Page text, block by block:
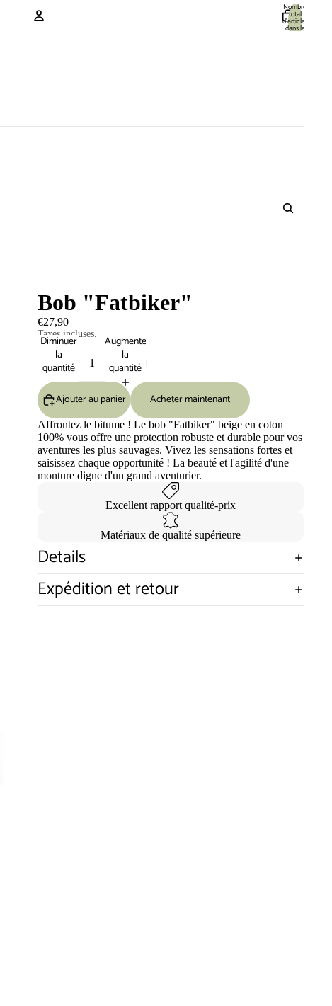
Nombre
total
d’articles
dans le
panier: 0
Bob "Fatbiker"
€27,90
Taxes incluses.
Diminuer
la
quantité
Augmenter
la
quantité
Ajouter au panier
Acheter maintenant
Affrontez le bitume ! Le bob "Fatbiker" beige en coton
100% vous offre une protection robuste et durable pour vos
aventures les plus sauvages. Vivez les sensations fortes et
saisissez chaque opportunité ! La beauté et l'agilité d'une
monture digne d'un grand aventurier.
Excellent rapport qualité-prix
Matériaux de qualité supérieure
Details
Expédition et retour